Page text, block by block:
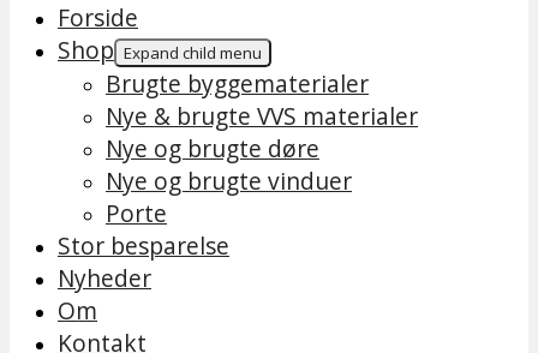
Forside
Shop Expand child menu
Brugte byggematerialer
Nye & brugte VVS materialer
Nye og brugte døre
Nye og brugte vinduer
Porte
Stor besparelse
Nyheder
Om
Kontakt